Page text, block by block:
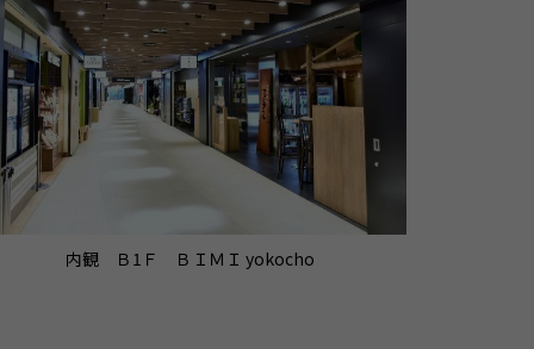
内観 Ｂ1Ｆ ＢＩＭＩ yokocho